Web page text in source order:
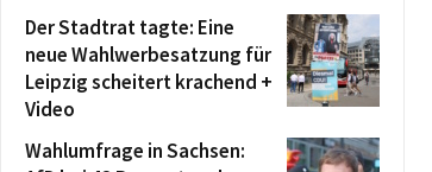
Der Stadtrat tagte: Eine
neue Wahlwerbesatzung für
Leipzig scheitert krachend +
Video
Wahlumfrage in Sachsen: